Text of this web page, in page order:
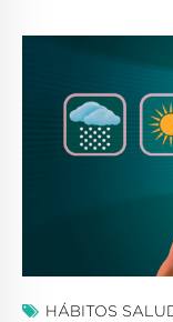
HÁBITOS